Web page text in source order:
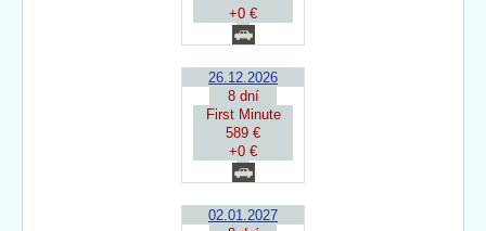
+0 €
26.12.2026
8 dní
First Minute
589 €
+0 €
02.01.2027